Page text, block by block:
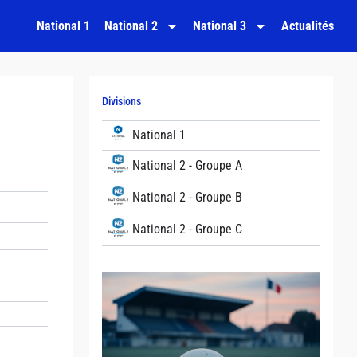
National 1 National 2 National 3 Actualités
Divisions
National 1
National 2 - Groupe A
National 2 - Groupe B
National 2 - Groupe C